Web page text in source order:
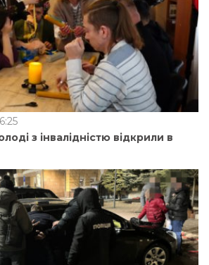
з інвалідністю відкрили в